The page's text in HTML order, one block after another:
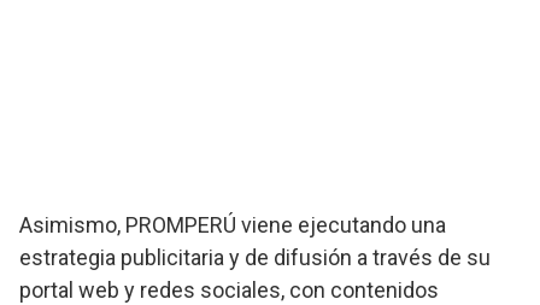
Asimismo, PROMPERÚ viene ejecutando una
estrategia publicitaria y de difusión a través de su
portal web y redes sociales, con contenidos